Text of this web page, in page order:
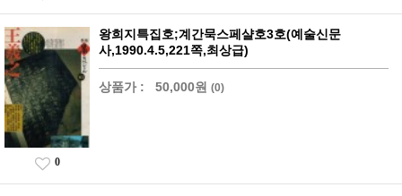
왕희지특집호;계간묵스페샬호3호(예술신문
사,1990.4.5,221쪽,최상급)
상품가 : 50,000원 (0)
0